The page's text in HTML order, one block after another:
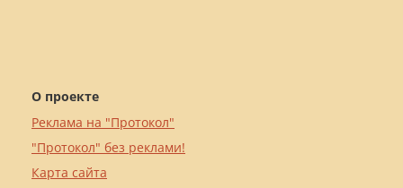
О проекте
Реклама на "Протокол"
"Протокол" без реклами!
Карта сайта